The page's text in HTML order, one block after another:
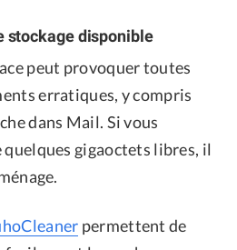
stockage disponible
peut provoquer toutes
erratiques, y compris
dans Mail. Si vous
quelques gigaoctets libres, il
permettent de